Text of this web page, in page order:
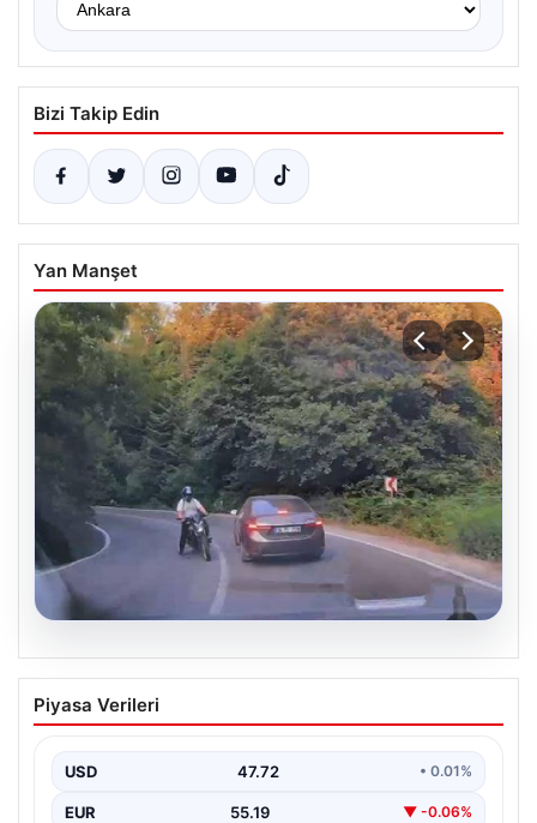
Bizi Takip Edin
Yan Manşet
Motosikletin otomobile çarptığı kaza,
araç içi kamerasında
Piyasa Verileri
USD 47.72 • 0.01%
EUR 55.19 ▼ -0.06%